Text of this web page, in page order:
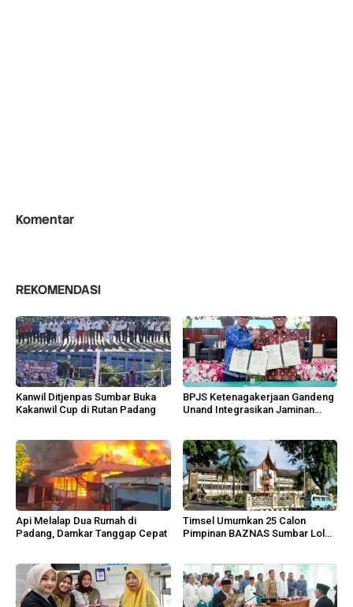
Komentar
REKOMENDASI
Kanwil Ditjenpas Sumbar Buka
Kakanwil Cup di Rutan Padang
BPJS Ketenagakerjaan Gandeng
Unand Integrasikan Jaminan
Api Melalap Dua Rumah di
Padang, Damkar Tanggap Cepat
Timsel Umumkan 25 Calon
Pimpinan BAZNAS Sumbar Lolos